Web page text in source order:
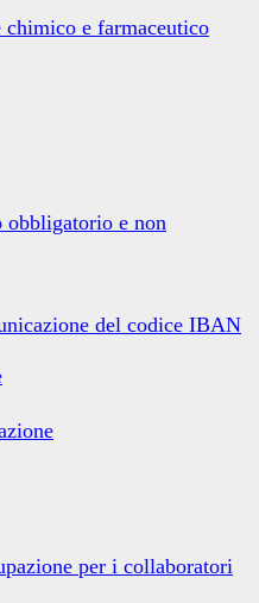
chimico e farmaceutico
obbligatorio e non
del codice IBAN
per i collaboratori